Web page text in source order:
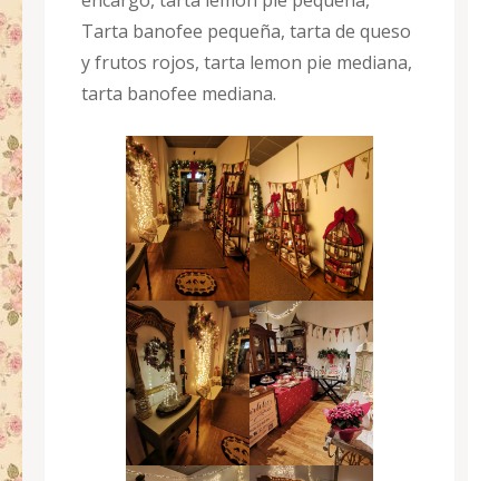
Tarta banofee pequeña, tarta de queso
y frutos rojos, tarta lemon pie mediana,
tarta banofee mediana.